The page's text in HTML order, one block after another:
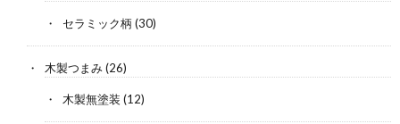
セラミック柄 (30)
木製つまみ(26)
木製無塗装 (12)